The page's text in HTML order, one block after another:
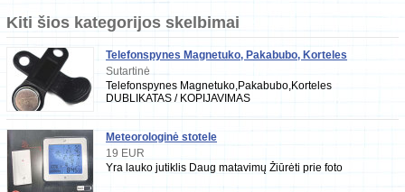
Kiti šios kategorijos skelbimai
Telefonspynes Magnetuko, Pakabubo, Korteles
DUBLIKATAS KOPIJAVIMAS
Sutartinė
Telefonspynes Magnetuko,Pakabubo,Korteles
DUBLIKATAS / KOPIJAVIMAS
Meteorologinė stotele
19 EUR
Yra lauko jutiklis Daug matavimų Žiūrėti prie foto